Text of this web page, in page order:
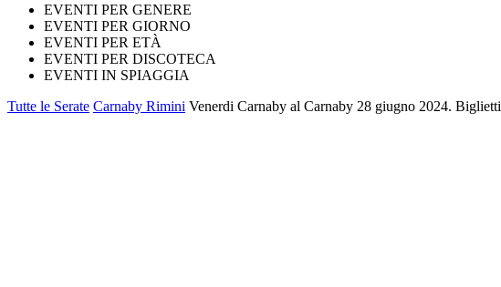
EVENTI PER GENERE
EVENTI PER GIORNO
EVENTI PER ETÀ
EVENTI PER DISCOTECA
EVENTI IN SPIAGGIA
Tutte le Serate Carnaby Rimini Venerdi Carnaby al Carnaby 28 giugno 2024. Biglietti